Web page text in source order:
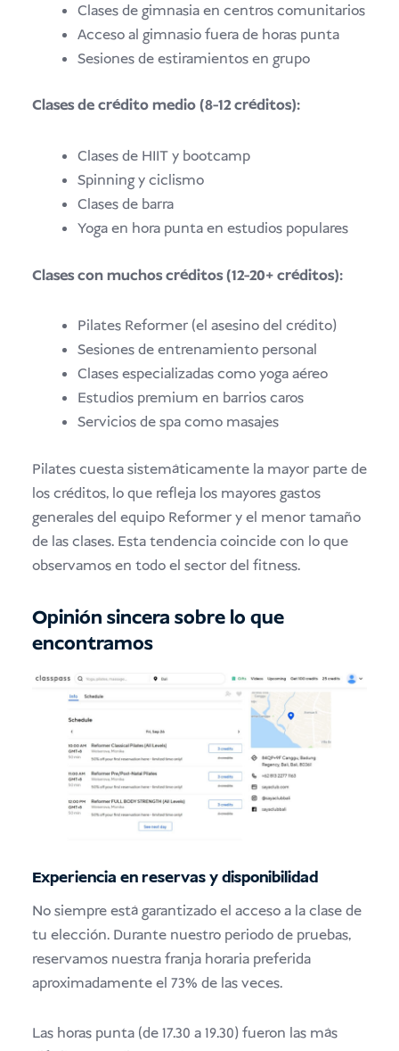
Clases de gimnasia en centros comunitarios
Acceso al gimnasio fuera de horas punta
Sesiones de estiramientos en grupo
Clases de crédito medio (8-12 créditos):
Clases de HIIT y bootcamp
Spinning y ciclismo
Clases de barra
Yoga en hora punta en estudios populares
Clases con muchos créditos (12-20+ créditos):
Pilates Reformer (el asesino del crédito)
Sesiones de entrenamiento personal
Clases especializadas como yoga aéreo
Estudios premium en barrios caros
Servicios de spa como masajes
Pilates cuesta sistemáticamente la mayor parte de
los créditos, lo que refleja los mayores gastos
generales del equipo Reformer y el menor tamaño
de las clases. Esta tendencia coincide con lo que
observamos en todo el sector del fitness.
Opinión sincera sobre lo que
encontramos
Experiencia en reservas y disponibilidad
No siempre está garantizado el acceso a la clase de
tu elección. Durante nuestro periodo de pruebas,
reservamos nuestra franja horaria preferida
aproximadamente el 73% de las veces.
Las horas punta (de 17.30 a 19.30) fueron las más